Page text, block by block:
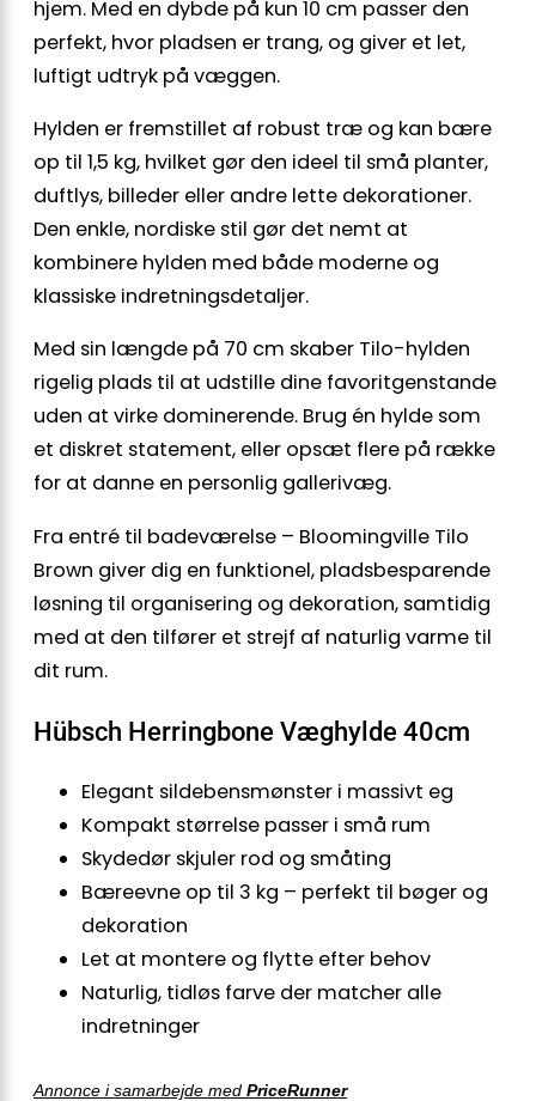
hjem. Med en dybde på kun 10 cm passer den
perfekt, hvor pladsen er trang, og giver et let,
luftigt udtryk på væggen.
Hylden er fremstillet af robust træ og kan bære
op til 1,5 kg, hvilket gør den ideel til små planter,
duftlys, billeder eller andre lette dekorationer.
Den enkle, nordiske stil gør det nemt at
kombinere hylden med både moderne og
klassiske indretningsdetaljer.
Med sin længde på 70 cm skaber Tilo-hylden
rigelig plads til at udstille dine favoritgenstande
uden at virke dominerende. Brug én hylde som
et diskret statement, eller opsæt flere på række
for at danne en personlig gallerivæg.
Fra entré til badeværelse – Bloomingville Tilo
Brown giver dig en funktionel, pladsbesparende
løsning til organisering og dekoration, samtidig
med at den tilfører et strejf af naturlig varme til
dit rum.
Hübsch Herringbone Væghylde 40cm
Elegant sildebensmønster i massivt eg
Kompakt størrelse passer i små rum
Skydedør skjuler rod og småting
Bæreevne op til 3 kg – perfekt til bøger og
dekoration
Let at montere og flytte efter behov
Naturlig, tidløs farve der matcher alle
indretninger
Annonce i samarbejde med PriceRunner